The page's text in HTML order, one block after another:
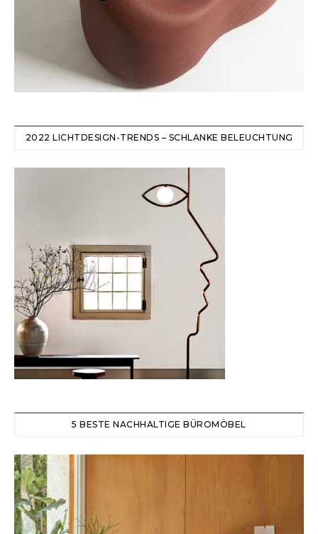
2022 LICHTDESIGN-TRENDS – SCHLANKE BELEUCHTUNG
5 BESTE NACHHALTIGE BÜROMÖBEL